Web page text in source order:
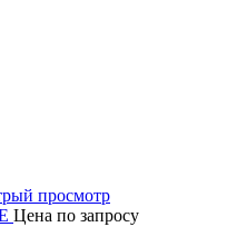
просмотр
Цена по запросу